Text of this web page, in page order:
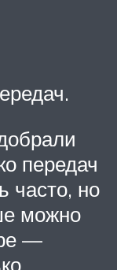
передач
часто, но
можно
—